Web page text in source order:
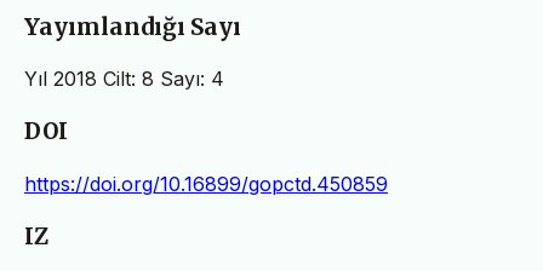
Yayımlandığı Sayı
Yıl 2018 Cilt: 8 Sayı: 4
DOI
https://doi.org/10.16899/gopctd.450859
IZ